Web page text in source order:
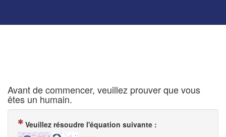
Avant de commencer, veuillez prouver que vous
êtes un humain.
Veuillez résoudre l'équation suivante :( Obligatoire )